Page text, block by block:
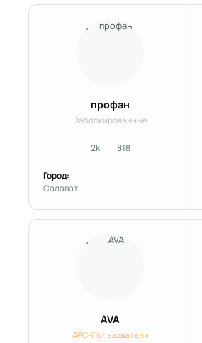
профан
Заблокированные
2kсообщения
818Репутация
Город:
Салават
AVA
APC-Пользователи